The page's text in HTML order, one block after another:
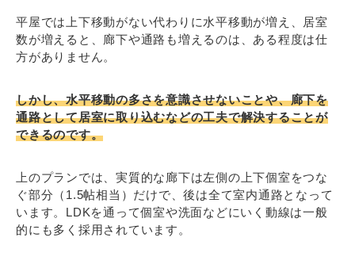
平屋では上下移動がない代わりに水平移動が増え、居室
数が増えると、廊下や通路も増えるのは、ある程度は仕
方がありません。
しかし、水平移動の多さを意識させないことや、廊下を
通路として居室に取り込むなどの工夫で解決することが
できるのです。
上のプランでは、実質的な廊下は左側の上下個室をつな
ぐ部分（1.5帖相当）だけで、後は全て室内通路となって
います。LDKを通って個室や洗面などにいく動線は一般
的にも多く採用されています。